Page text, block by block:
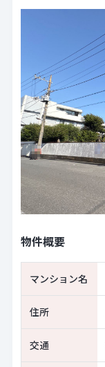
物件概要
マンション名
住所
交通